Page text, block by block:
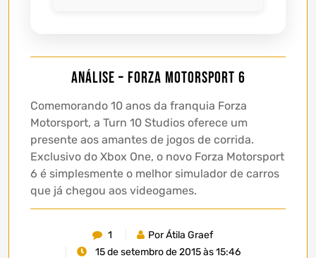
Análise – Forza Motorsport 6
Comemorando 10 anos da franquia Forza
Motorsport, a Turn 10 Studios oferece um
presente aos amantes de jogos de corrida.
Exclusivo do Xbox One, o novo Forza Motorsport
6 é simplesmente o melhor simulador de carros
que já chegou aos videogames.
1
Por Átila Graef
15 de setembro de 2015 às 15:46